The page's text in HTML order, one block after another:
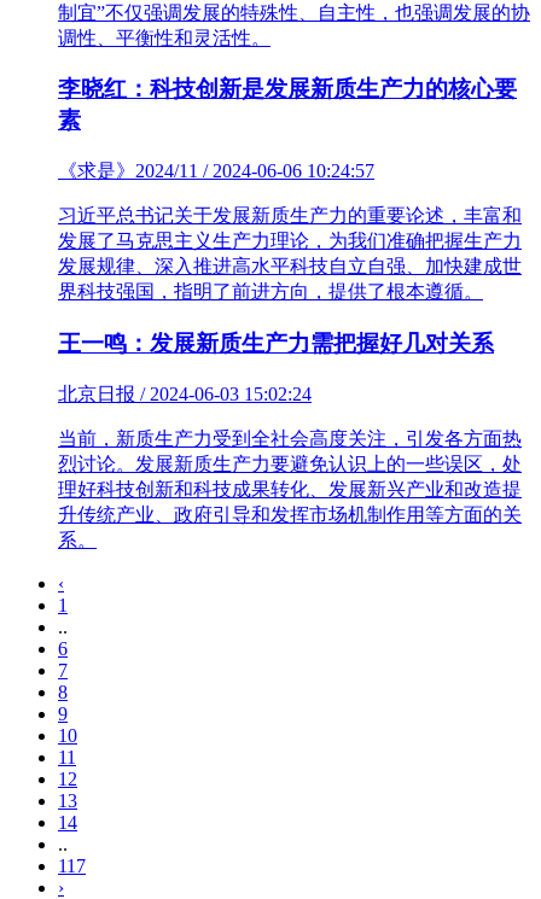
制宜”不仅强调发展的特殊性、自主性，也强调发展的协
调性、平衡性和灵活性。
李晓红：科技创新是发展新质生产力的核心要
素
《求是》2024/11 / 2024-06-06 10:24:57
习近平总书记关于发展新质生产力的重要论述，丰富和
发展了马克思主义生产力理论，为我们准确把握生产力
发展规律、深入推进高水平科技自立自强、加快建成世
界科技强国，指明了前进方向，提供了根本遵循。
王一鸣：发展新质生产力需把握好几对关系
北京日报 / 2024-06-03 15:02:24
当前，新质生产力受到全社会高度关注，引发各方面热
烈讨论。发展新质生产力要避免认识上的一些误区，处
理好科技创新和科技成果转化、发展新兴产业和改造提
升传统产业、政府引导和发挥市场机制作用等方面的关
系。
‹
1
..
6
7
8
9
10
11
12
13
14
..
117
›